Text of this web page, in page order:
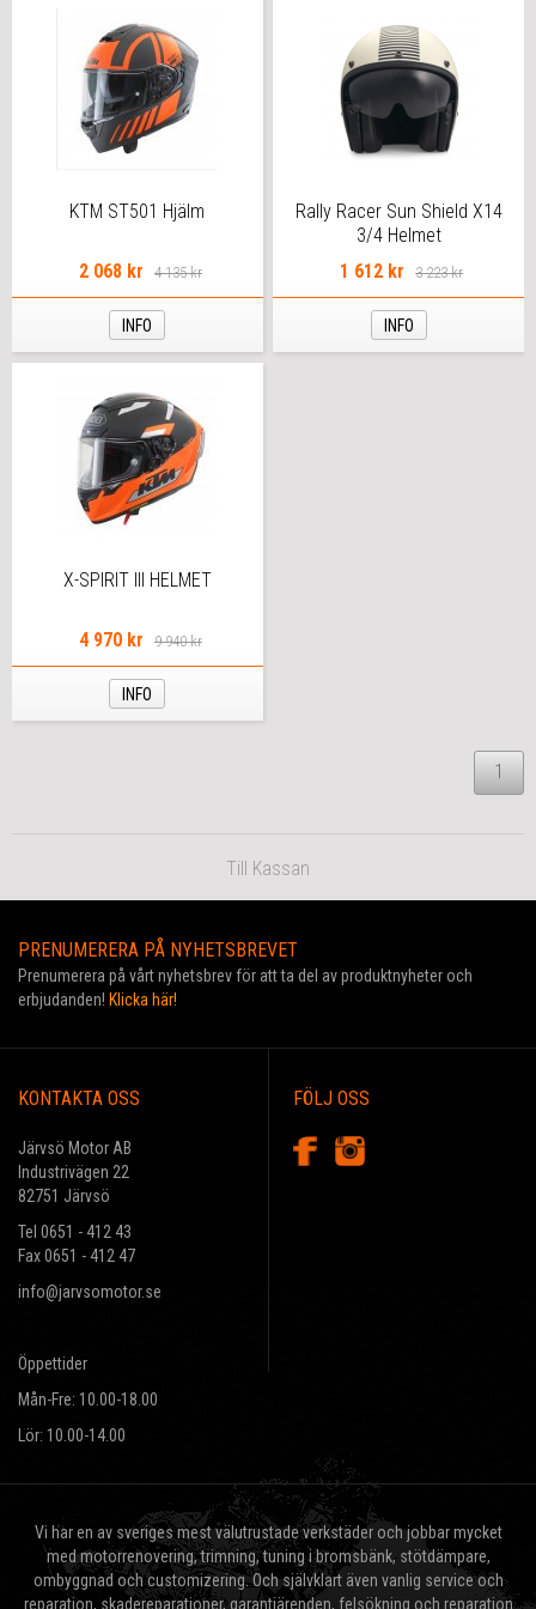
KTM ST501 Hjälm
2 068 kr 4 135 kr
INFO
Rally Racer Sun Shield X14
3/4 Helmet
1 612 kr
3 223 kr
INFO
X-SPIRIT III HELMET
4 970 kr 9 940 kr
INFO
1
Till Kassan
PRENUMERERA PÅ NYHETSBREVET
Prenumerera på vårt nyhetsbrev för att ta del av produktnyheter och
erbjudanden! Klicka här!
KONTAKTA OSS
Järvsö Motor AB
Industrivägen 22
82751 Järvsö
Tel 0651 - 412 43
Fax 0651 - 412 47
info@jarvsomotor.se
Öppettider
Mån-Fre: 10.00-18.00
Lör: 10.00-14.00
FÖLJ OSS
Vi har en av sveriges mest välutrustade verkstäder och jobbar mycket
med motorrenovering, trimning, tuning i bromsbänk, stötdämpare,
ombyggnad och customizering. Och självklart även vanlig service och
reparation, skadereparationer, garantiärenden, felsökning och reparation